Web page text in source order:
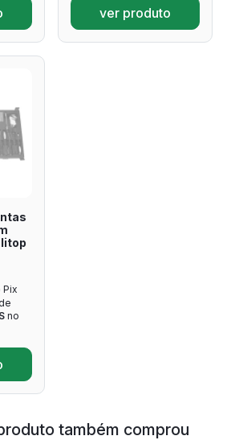
ver produto
Pix
no
também comprou